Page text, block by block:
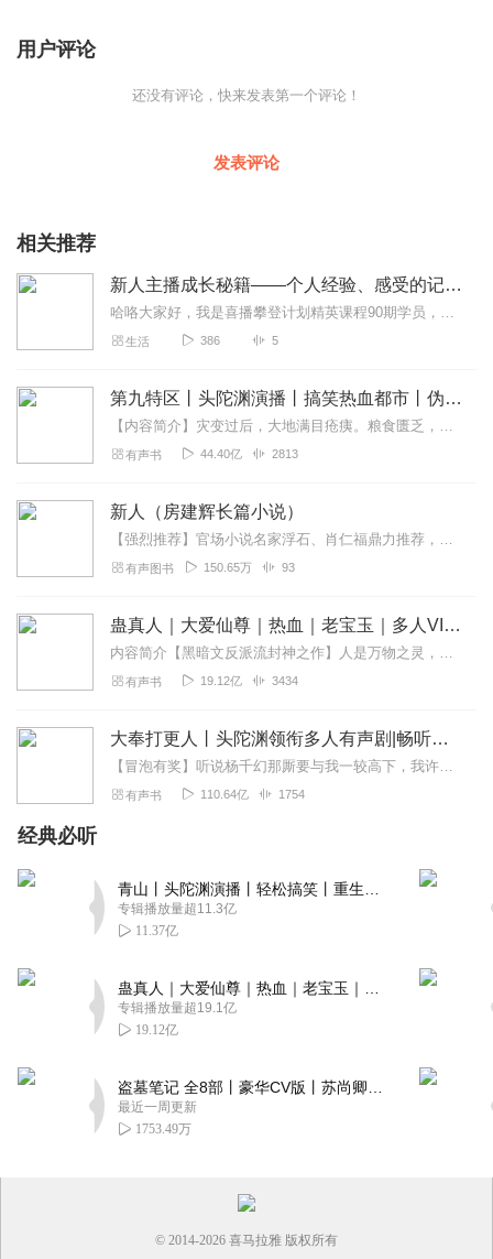
用户评论
还没有评论，快来发表第一个评论！
发表评论
相关推荐
新人主播成长秘籍——个人经验、感受的记录与分享
哈咯大家好，我是喜播攀登计划精英课程90期学员，新人主播——弥垩。这里是我的主播之路成长秘籍（个人向）～选择学配音做主播是一段人生新旅程的开始，所以希望在这里记...
生活 386 5
第九特区丨头陀渊演播丨搞笑热血都市丨伪戒丨VIP免费多人有声剧
【内容简介】灾变过后，大地满目疮痍。粮食匮乏，资源紧俏，局势混乱……一位从待规划区杀出来的青年，背对着漫天黄沙，孤身来到九区谋生，却不曾想偶然结识三五好友，一念...
有声书 44.40亿 2813
新人（房建辉长篇小说）
【强烈推荐】官场小说名家浮石、肖仁福鼎力推荐，一个官场新人从底层到高层的奋斗史新一代官场小说的开山之作官场人物的血肉、情感、理想，激发社会良心之作【内容简介】二...
有声图书 150.65万 93
蛊真人｜大爱仙尊｜热血｜老宝玉｜多人VIP免费有声剧
内容简介【黑暗文反派流封神之作】人是万物之灵，蛊是天地真精。一个穿越者不断重生的故事。一个养蛊、炼蛊、用蛊的奇特世界。配音组（男角色）老宝玉旁白...
有声书 19.12亿 3434
大奉打更人丨头陀渊领衔多人有声剧|畅听全集|王鹤棣、田曦薇主演影视剧原著|卖报小郎君
【冒泡有奖】听说杨千幻那厮要与我一较高下，我许七安要开始装叉了！快进入声音播放页戳下方输入框，冒个泡偷偷告诉我，我要用哪些诗词才能胜过他？说得好的，有赏！202...
有声书 110.64亿 1754
经典必听
专辑播放量超11.3亿
11.37亿
专辑播放量超19.1亿
19.12亿
最近一周更新
1753.49万
© 2014-2026 喜马拉雅 版权所有